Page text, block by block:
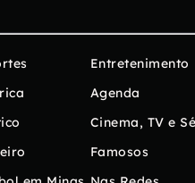
Entretenimento
Agenda
Cinema, TV e
Famosos